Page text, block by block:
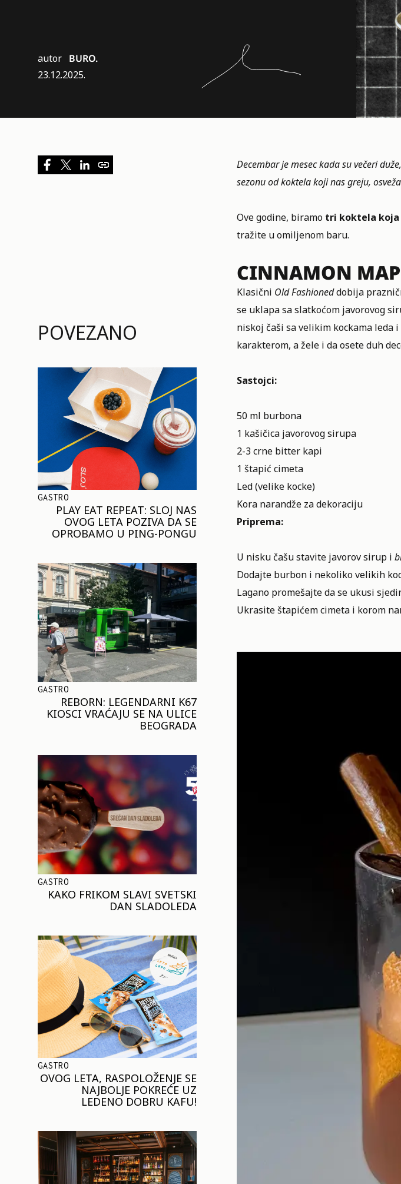
autor BURO.
23.12.2025.
POVEZANO
GASTRO
PLAY EAT REPEAT: SLOJ NAS
OVOG LETA POZIVA DA SE
OPROBAMO U PING-PONGU
GASTRO
REBORN: LEGENDARNI K67
KIOSCI VRAĆAJU SE NA ULICE
BEOGRADA
GASTRO
KAKO FRIKOM SLAVI SVETSKI
DAN SLADOLEDA
GASTRO
OVOG LETA, RASPOLOŽENJE SE
NAJBOLJE POKREĆE UZ
LEDENO DOBRU KAFU!
Decembar je mesec kada su večeri
sezonu od koktela koji nas greju,
Ove godine, biramo tri koktela koja
tražite u omiljenom baru.
CINNAMON
Klasični Old Fashioneddobija
se uklapa sa slatkoćom javorovog
niskoj čaši sa velikim kockama leda
karakterom, a žele i da osete duh
Sastojci:
50 ml burbona
1 kašičica javorovog sirupa
2-3 crne bitter kapi
1 štapić cimeta
Led (velike kocke)
Kora narandže za dekoraciju
Priprema:
U nisku čašu stavite javorov sirup i
Dodajte burbon i nekoliko velikih
Lagano promešajte da se ukusi
Ukrasite štapićem cimeta i korom